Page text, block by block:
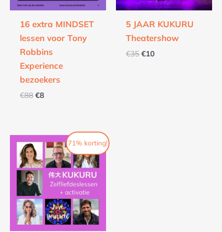
16 extra MINDSET
lessen voor Tony
Robbins
Experience
bezoekers
€88 €8
5 JAAR KUKURU
Theatershow
€35 €10
71% korting!
Oorspronkelijke
prijs
was:
€35.
Huidige
prijs
is:
€10.